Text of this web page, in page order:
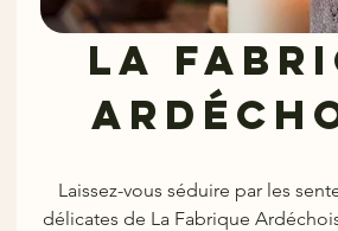
La
Laissez-vous séduire par les
délicates de La Fabrique